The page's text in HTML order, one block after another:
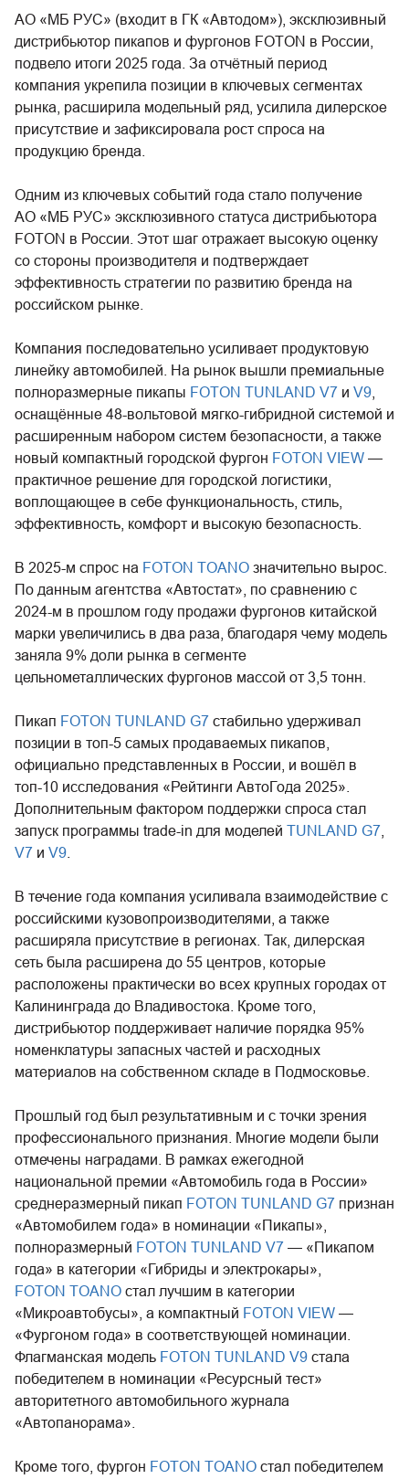
АО «МБ РУС» (входит в ГК «Автодом»), эксклюзивный
дистрибьютор пикапов и фургонов FOTON в России,
подвело итоги 2025 года. За отчётный период
компания укрепила позиции в ключевых сегментах
рынка, расширила модельный ряд, усилила дилерское
присутствие и зафиксировала рост спроса на
продукцию бренда.
Одним из ключевых событий года стало получение
АО «МБ РУС» эксклюзивного статуса дистрибьютора
FOTON в России. Этот шаг отражает высокую оценку
со стороны производителя и подтверждает
эффективность стратегии по развитию бренда на
российском рынке.
Компания последовательно усиливает продуктовую
линейку автомобилей. На рынок вышли премиальные
полноразмерные пикапы FOTON TUNLAND V7 и V9
оснащённые 48-вольтовой мягко-гибридной системой и
расширенным набором систем безопасности, а также
новый компактный городской фургон FOTON VIEW —
практичное решение для городской логистики,
воплощающее в себе функциональность, стиль,
эффективность, комфорт и высокую безопасность.
В 2025-м спрос на FOTON TOANO значительно вырос.
По данным агентства «Автостат», по сравнению с
2024-м в прошлом году продажи фургонов китайской
марки увеличились в два раза, благодаря чему модель
заняла 9% доли рынка в сегменте
цельнометаллических фургонов массой от 3,5 тонн.
Пикап FOTON TUNLAND G7 стабильно удерживал
позиции в топ-5 самых продаваемых пикапов,
официально представленных в России, и вошёл в
топ-10 исследования «Рейтинги АвтоГода 2025».
Дополнительным фактором поддержки спроса стал
запуск программы trade-in для моделей TUNLAND G7
V7 и V9
В течение года компания усиливала взаимодействие с
российскими кузовопроизводителями, а также
расширяла присутствие в регионах. Так, дилерская
сеть была расширена до 55 центров, которые
расположены практически во всех крупных городах от
Калининграда до Владивостока. Кроме того,
дистрибьютор поддерживает наличие порядка 95%
номенклатуры запасных частей и расходных
материалов на собственном складе в Подмосковье.
Прошлый год был результативным и с точки зрения
профессионального признания. Многие модели были
отмечены наградами. В рамках ежегодной
национальной премии «Автомобиль года в России»
среднеразмерный пикап FOTON TUNLAND G7 признан
«Автомобилем года» в номинации «Пикапы»,
полноразмерный FOTON TUNLAND V7 — «Пикапом
года» в категории «Гибриды и электрокары»,
FOTON TOANO стал лучшим в категории
«Микроавтобусы», а компактный FOTON VIEW —
«Фургоном года» в соответствующей номинации.
Флагманская модель FOTON TUNLAND V9 стала
победителем в номинации «Ресурсный тест»
авторитетного автомобильного журнала
«Автопанорама».
Кроме того, фургон FOTON TOANO стал победителем